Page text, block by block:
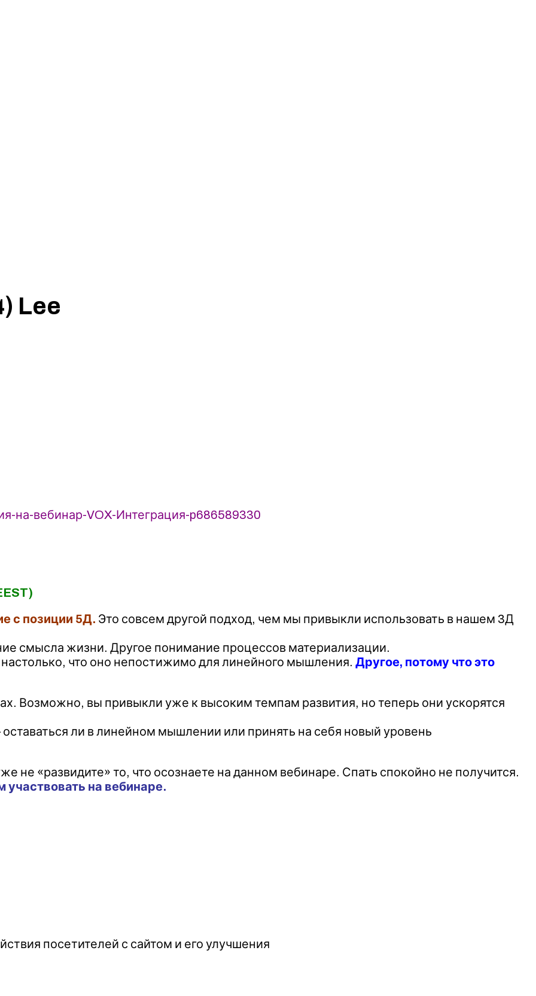
Lee
на-вебинар-VOX-Интеграция-p686589330
с позиции 5Д. Это совсем другой подход, чем мы привыкли использовать в нашем 3Д
смысла жизни. Другое понимание процессов материализации.
что оно непостижимо для линейного мышления. Другое, потому что это
Возможно, вы привыкли уже к высоким темпам развития, но теперь они ускорятся
ли в линейном мышлении или принять на себя новый уровень
не «развидите» то, что осознаете на данном вебинаре. Спать спокойно не получится.
на вебинаре.
посетителей с сайтом и его улучшения